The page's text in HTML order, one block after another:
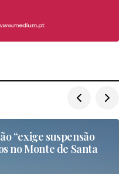
“exige suspensão
no Monte de Santa